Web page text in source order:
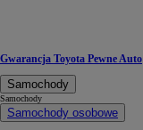
Gwarancja Toyota Pewne Auto
Samochody
Samochody
Samochody osobowe